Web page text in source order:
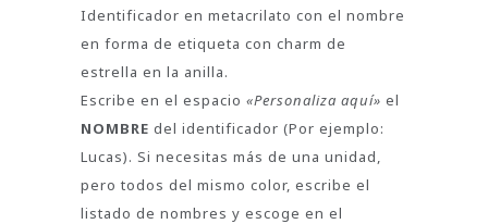
Identificador en metacrilato con el nombre
en forma de etiqueta con charm de
estrella en la anilla.
Escribe en el espacio «Personaliza aquí» el
NOMBRE del identificador (Por ejemplo:
Lucas). Si necesitas más de una unidad,
pero todos del mismo color, escribe el
listado de nombres y escoge en el